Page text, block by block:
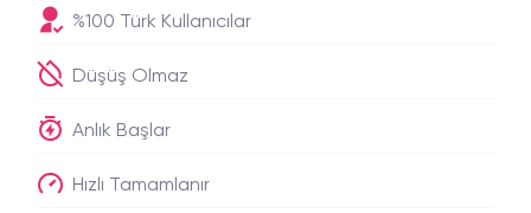
%100 Türk Kullanıcılar
Düşüş Olmaz
Anlık Başlar
Hızlı Tamamlanır